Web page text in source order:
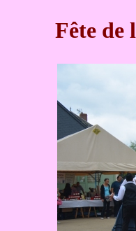
Fête de